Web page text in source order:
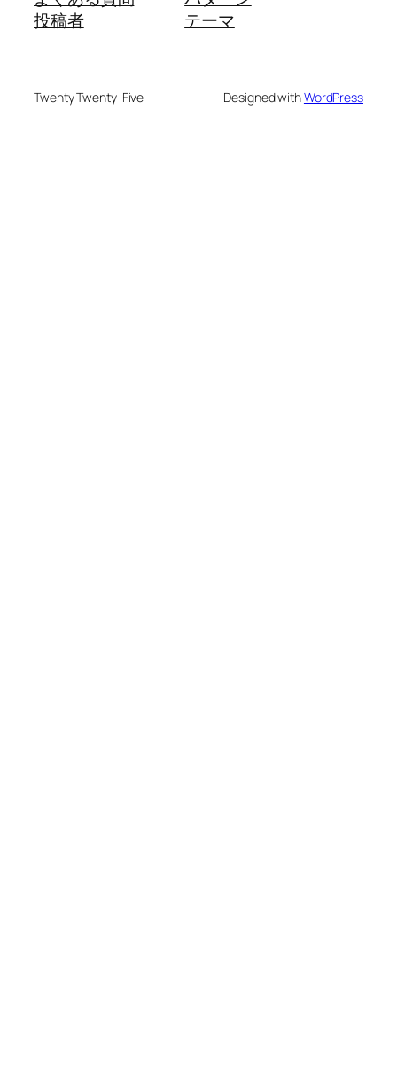
投稿者
テーマ
Twenty Twenty-Five Designed withWordPress